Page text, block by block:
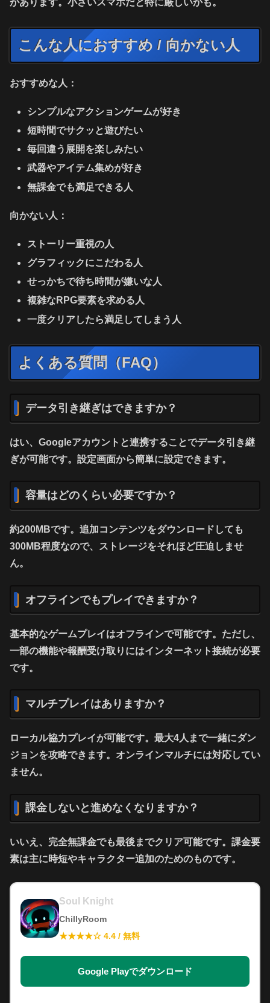
こんな人におすすめ / 向かない人
おすすめな人：
シンプルなアクションゲームが好き
短時間でサクッと遊びたい
毎回違う展開を楽しみたい
武器やアイテム集めが好き
無課金でも満足できる人
向かない人：
ストーリー重視の人
グラフィックにこだわる人
せっかちで待ち時間が嫌いな人
複雑なRPG要素を求める人
一度クリアしたら満足してしまう人
よくある質問（FAQ）
データ引き継ぎはできますか？
はい、Googleアカウントと連携することでデータ引き継
ぎが可能です。設定画面から簡単に設定できます。
容量はどのくらい必要ですか？
約200MBです。追加コンテンツをダウンロードしても
300MB程度なので、ストレージをそれほど圧迫しませ
ん。
オフラインでもプレイできますか？
基本的なゲームプレイはオフラインで可能です。ただし、
一部の機能や報酬受け取りにはインターネット接続が必要
です。
マルチプレイはありますか？
ローカル協力プレイが可能です。最大4人まで一緒にダン
ジョンを攻略できます。オンラインマルチには対応してい
ません。
課金しないと進めなくなりますか？
いいえ、完全無課金でも最後までクリア可能です。課金要
素は主に時短やキャラクター追加のためのものです。
Soul Knight
ChillyRoom
★★★★☆ 4.4 / 無料
Google Playでダウンロード